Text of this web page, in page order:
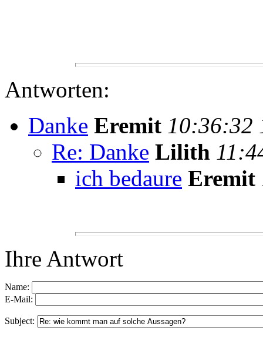
Antworten:
Danke Eremit 10:36:32
Re: Danke Lilith
ich bedaure Eremit
Ihre Antwort
Name:
E-Mail:
Subject: